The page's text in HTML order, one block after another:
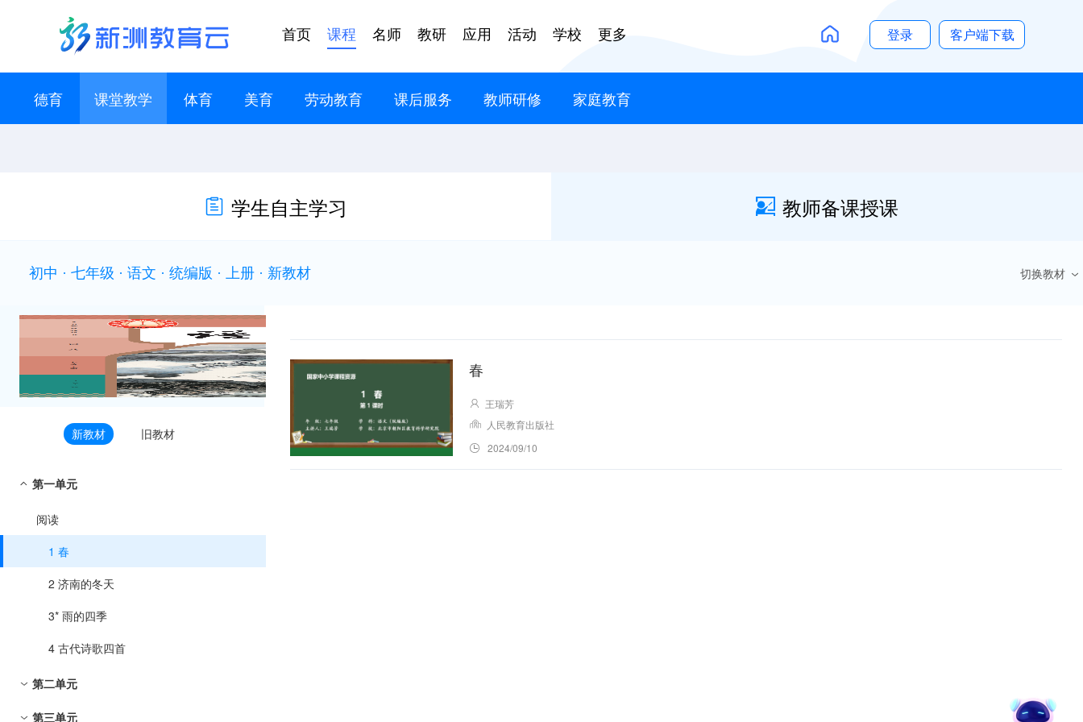
首页 课程 名师 教研 应用 活动 学校 更多 登录 客户端下载
德育 课堂教学 体育 美育 劳动教育 课后服务 教师研修 家庭教育
学生自主学习 教师备课授课
初中 · 七年级 · 语文 · 统编版 · 上册 · 新教材 切换教材
文
级 ·
新教材 旧教材
第一单元
阅读
1 春
2 济南的冬天
3* 雨的四季
4 古代诗歌四首
第二单元
阅读
第三单元
春
王瑞芳
人民教育出版社
2024/09/10